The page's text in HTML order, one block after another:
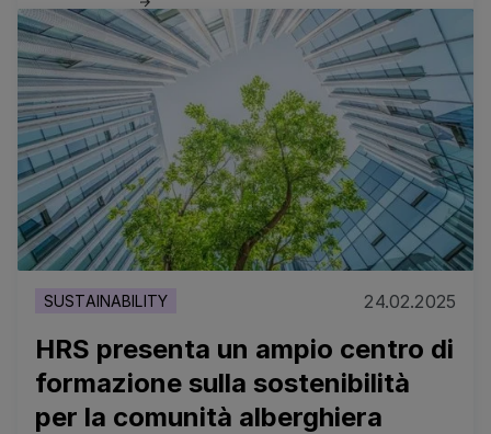
SUSTAINABILITY 24.02.2025
HRS presenta un ampio centro di
formazione sulla sostenibilità
per la comunità alberghiera
HRS presenta un ampio centro di formazione sulla